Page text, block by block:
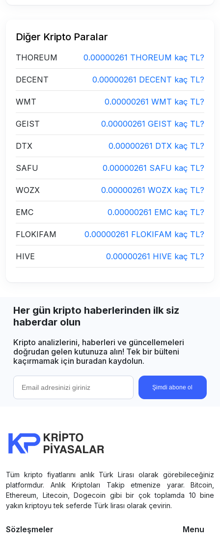
Diğer Kripto Paralar
THOREUM 0.00000261 THOREUM kaç TL?
DECENT 0.00000261 DECENT kaç TL?
WMT 0.00000261 WMT kaç TL?
GEIST 0.00000261 GEIST kaç TL?
DTX 0.00000261 DTX kaç TL?
SAFU 0.00000261 SAFU kaç TL?
WOZX 0.00000261 WOZX kaç TL?
EMC 0.00000261 EMC kaç TL?
FLOKIFAM 0.00000261 FLOKIFAM kaç TL?
HIVE 0.00000261 HIVE kaç TL?
Her gün kripto haberlerinden ilk siz
haberdar olun
Kripto analizlerini, haberleri ve güncellemeleri
doğrudan gelen kutunuza alın! Tek bir bülteni
kaçırmamak için buradan kaydolun.
Şimdi abone ol
Tüm kripto fiyatlarını anlık Türk Lirası olarak görebileceğiniz
platformdur. Anlık Kriptoları Takip etmenize yarar. Bitcoin,
Ethereum, Litecoin, Dogecoin gibi bir çok toplamda 10 bine
yakın kriptoyu tek seferde Türk lirası olarak çevirin.
Sözleşmeler Menu